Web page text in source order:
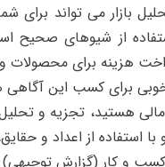
بازار می تواند برای
از شیوهای صحیح
هزینه برای
برای کسب این آگاهی
هستید، تجزیه و تحلیل
استفاده از اعداد و
و کار (گزارش توجیهی)